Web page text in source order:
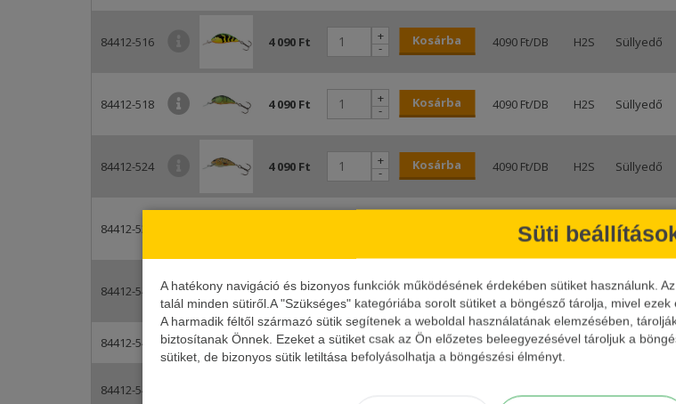
Süti
A hatékony navigáció és bizonyos funkciók működésének érdekében sütiket használunk.
talál minden sütiről.A "Szükséges" kategóriába sorolt sütiket a böngésző tárolja, mivel
A harmadik féltől származó sütik segítenek a weboldal használatának elemzésében,
biztosítanak Önnek. Ezeket a sütiket csak az Ön előzetes beleegyezésével tároljuk a
sütiket, de bizonyos sütik letiltása befolyásolhatja a böngészési élményt.
84412-516 4 090 Ft -
+ Kosárba 4090 Ft/DB H2S Süllyedő
84412-518 4 090 Ft -
+ Kosárba 4090 Ft/DB H2S Süllyedő
84412-524 4 090 Ft -
+ Kosárba 4090 Ft/DB H2S Süllyedő
84412-532 4090 Ft/DB H2S Süllyedő
84412-541 4 090 Ft -
+ Kosárba 4090 Ft/DB H2S Süllyedő
84412-544 4 090 Ft
Átmenetileg
elfogyott
4090 Ft/DB H2S Süllyedő
84412-549